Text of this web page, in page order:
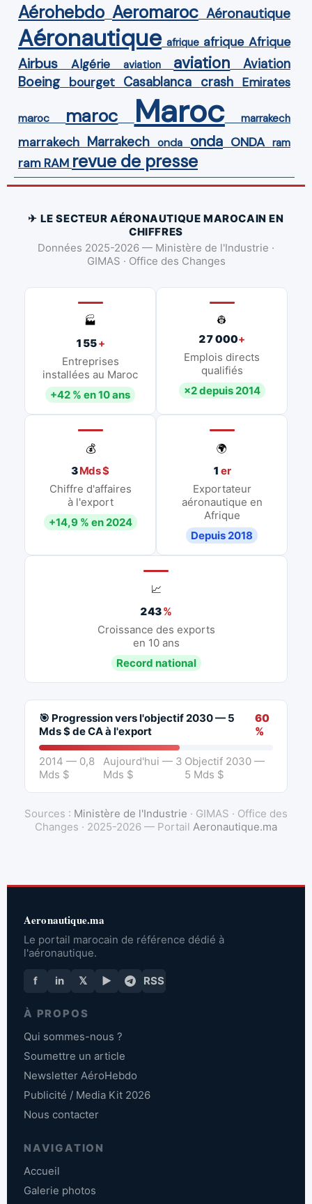
Aérohebdo Aeromaroc Aéronautique
Aéronautique afrique afrique Afrique
Airbus Algérie aviation aviation Aviation
Boeing bourget Casablanca crash Emirates
maroc maroc Maroc marrakech
marrakech Marrakech onda onda ONDA ram
ram RAM revue de presse
✈ LE SECTEUR AÉRONAUTIQUE MAROCAIN EN
CHIFFRES
Données 2025-2026 — Ministère de l'Industrie ·
GIMAS · Office des Changes
🏭
155+
Entreprises
installées au Maroc
+42 % en 10 ans
👷
27 000+
Emplois directs
qualifiés
×2 depuis 2014
💰
3Mds $
Chiffre d'affaires
à l'export
+14,9 % en 2024
🌍
1 er
Exportateur
aéronautique en
Afrique
Depuis 2018
📈
243%
Croissance des exports
en 10 ans
Record national
🎯 Progression vers l'objectif 2030 — 5
Mds $ de CA à l'export
60
%
2014 — 0,8
Mds $
Aujourd'hui — 3
Mds $
Objectif 2030 —
5 Mds $
Sources : Ministère de l'Industrie · GIMAS · Office des
Changes · 2025-2026 — Portail Aeronautique.ma
Aeronautique.ma
Le portail marocain de référence dédié à
l'aéronautique.
f in 𝕏 ▶ RSS
À PROPOS
Qui sommes-nous ?
Soumettre un article
Newsletter AéroHebdo
Publicité / Media Kit 2026
Nous contacter
NAVIGATION
Accueil
Galerie photos